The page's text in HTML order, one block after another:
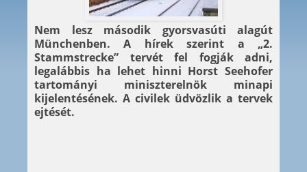
Nem lesz második gyorsvasúti alagút
Münchenben. A hírek szerint a „2.
Stammstrecke” tervét fel fogják adni,
legalábbis ha lehet hinni Horst Seehofer
tartományi miniszterelnök minapi
kijelentésének. A civilek üdvözlik a tervek
ejtését.